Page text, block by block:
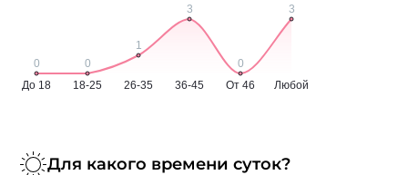
Для какого времени суток?